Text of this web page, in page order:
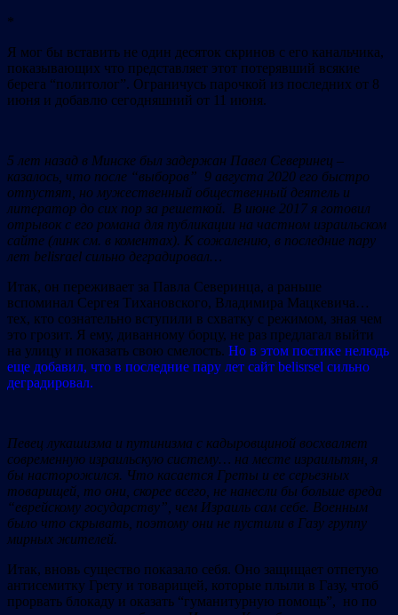
*
Я мог бы вставить не один десяток скринов с его канальчика,
показывающих что представляет этот потерявший всякие
берега “политолог”. Ограничусь парочкой из последних от 8
июня и добавлю сегодняшний от 11 июня.
5 лет назад в Минске был задержан Павел Северинец –
казалось, что после “выборов” 9 августа 2020 его быстро
отпустят, но мужественный общественный деятель и
литератор до сих пор за решеткой. В июне 2017 я готовил
отрывок с его романа для публикации на частном израильском
сайте (линк см. в коментах). К сожалению, в последние пару
лет belisrael сильно деградировал…
Итак, он переживает за Павла Северинца, а раньше
вспоминал Сергея Тихановского, Владимира Мацкевича…
тех, кто сознательно вступили в схватку с режимом, зная чем
это грозит. Я ему, диванному борцу, не раз предлагал выйти
на улицу и показать свою смелость. Но в этом постике нелюдь
еще добавил, что в последние пару лет сайт belisrsel сильно
деградировал.
Певец лукашизма и путинизма с кадыровщиной восхваляет
современную израильскую систему… на месте израильтян, я
бы насторожился. Что касается Греты и ее серьезных
товарищей, то они, скорее всего, не нанесли бы больше вреда
“еврейскому государству”, чем Израиль сам себе. Военным
было что скрывать, поэтому они не пустили в Газу группу
мирных жителей.
Итак, вновь существо показало себя. Оно защищает отпетую
антисемитку Грету и товарищей, которые плыли в Газу, чтоб
прорвать блокаду и оказать “гуманитурную помощь”, но по